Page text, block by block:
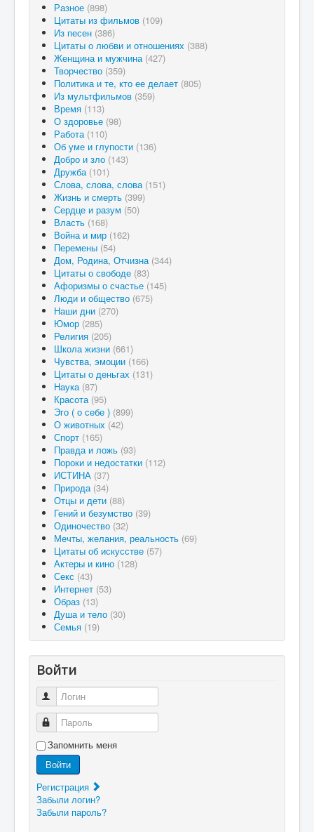
Разное (898)
Цитаты из фильмов (109)
Из песен (386)
Цитаты о любви и отношениях (388)
Женщина и мужчина (427)
Творчество (359)
Политика и те, кто ее делает (805)
Из мультфильмов (359)
Время (113)
О здоровье (98)
Работа (110)
Об уме и глупости (136)
Добро и зло (143)
Дружба (101)
Слова, слова, слова (151)
Жизнь и смерть (399)
Сердце и разум (50)
Власть (168)
Война и мир (162)
Перемены (54)
Дом, Родина, Отчизна (344)
Цитаты о свободе (83)
Афоризмы о счастье (145)
Люди и общество (675)
Наши дни (270)
Юмор (285)
Религия (205)
Школа жизни (661)
Чувства, эмоции (166)
Цитаты о деньгах (131)
Наука (87)
Красота (95)
Эго ( о себе ) (899)
О животных (42)
Спорт (165)
Правда и ложь (93)
Пороки и недостатки (112)
ИСТИНА (37)
Природа (34)
Отцы и дети (88)
Гений и безумство (39)
Одиночество (32)
Мечты, желания, реальность (69)
Цитаты об искусстве (57)
Актеры и кино (128)
Секс (43)
Интернет (53)
Образ (13)
Душа и тело (30)
Семья (19)
Войти
Логин
Пароль
Запомнить меня
Войти
Регистрация
Забыли логин?
Забыли пароль?